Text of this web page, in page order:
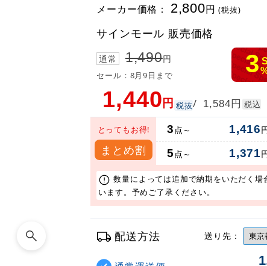
メーカー価格： 2,800円(税抜)
サインモール 販売価格
通常 1,490円
セール：8月9日まで 3
1,440円 税抜/ 1,584円 税込
とってもお得!
まとめ割
3点～ 1,416
5点～ 1,371
数量によっては追加で納期をいただく場
います。予めご了承ください。
配送方法 送り先：